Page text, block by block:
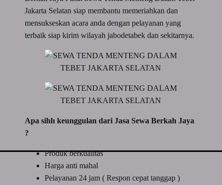
Jakarta Selatan siap membantu memeriahkan dan
mensukseskan acara anda dengan pelayanan yang
terbaik siap kirim wilayah jabodetabek dan sekitarnya.
Apa sihh keunggulan dari Jasa Sewa Berkah Jaya
?
Produk berkualitas
Harga anti mahal
Pelayanan 24 jam ( Respon cepat tanggap )